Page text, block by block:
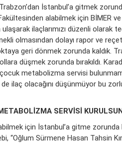
İstanbul’a gitmek
Fakültesinden alabilmek için BİMER
ilaçlarımızı düzenli olarak
olmasından dolayı rapor ve
geri dönmek zorunda kaldık.
düşmek zorunda bırakıldı.
metabolizma servisi
ilaç olacağını düşünmüyor bu
SERVİSİ
için İstanbul’a gitme zorunda
“Oğlum Sürmene Hasan Tahsin